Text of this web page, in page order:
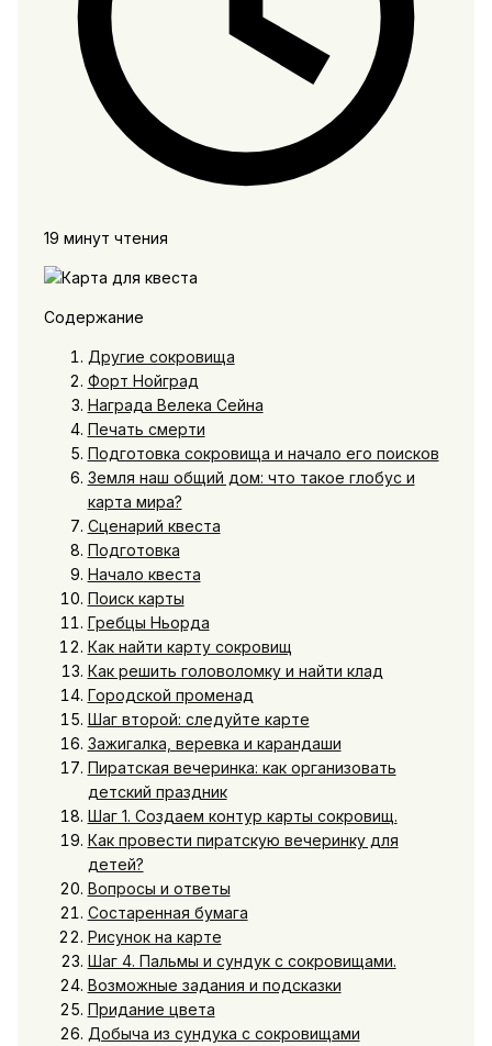
19 минут чтения
Содержание
Другие сокровища
Форт Нойград
Награда Велека Сейна
Печать смерти
Подготовка сокровища и начало его поисков
Земля наш общий дом: что такое глобус и
карта мира?
Сценарий квеста
Подготовка
Начало квеста
Поиск карты
Гребцы Ньорда
Как найти карту сокровищ
Как решить головоломку и найти клад
Городской променад
Шаг второй: следуйте карте
Зажигалка, веревка и карандаши
Пиратская вечеринка: как организовать
детский праздник
Шаг 1. Создаем контур карты сокровищ.
Как провести пиратскую вечеринку для
детей?
Вопросы и ответы
Состаренная бумага
Рисунок на карте
Шаг 4. Пальмы и сундук с сокровищами.
Возможные задания и подсказки
Придание цвета
Добыча из сундука с сокровищами